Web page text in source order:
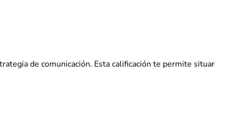
de comunicación. Esta calificación te permite situar